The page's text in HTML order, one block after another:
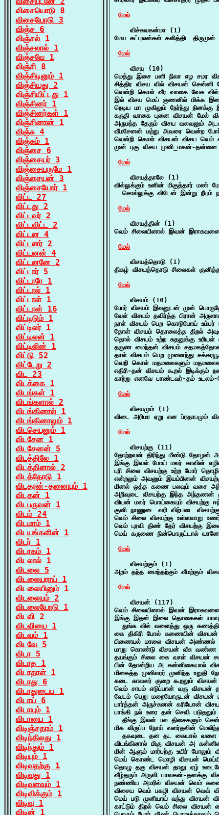
விசையொடு 8
விசையோடு 3
விஞ்ச 6
விஞ்சல் 1
விஞ்சலால் 1
விஞ்சவே 1
விஞ்சி 8
விஞ்சிடினும் 1
விஞ்சியது 2
விஞ்சியிட்டது 1
விஞ்சினர் 1
விஞ்சினர்கள் 1
விஞ்சினான் 1
விஞ்சு 4
விஞ்சும் 1
விஞ்சை 6
விஞ்சையர் 3
விஞ்சையருமே 1
விஞ்சையன் 3
விஞ்சையோர் 1
விட்ட 27
விட்டது 2
விட்டவர் 2
விட்டவிட்ட 2
விட்டன 4
விட்டனர் 2
விட்டனன் 4
விட்டனனே 2
விட்டார் 5
விட்டாரே 1
விட்டால் 1
விட்டாள் 1
விட்டான் 16
விட்டிடும் 1
விட்டிலர் 1
விட்டிலன் 1
விட்டிலின் 1
விட்டு 52
விட்டேறு 2
விட 23
விடக்கை 1
விடங்கள் 1
விடங்களால் 2
விடங்கினால் 1
விடங்கினாலும் 1
விடசெயனும் 1
விடசேன 1
விடசேனன் 5
விடத்திலே 1
விடத்தினால் 2
விடத்தோடு 1
விடதரன்-தனையும் 1
விடதன் 1
விடபருவன் 1
விடம் 24
விடமாம் 1
விடயங்களின் 1
விடர் 1
விடரகம் 1
விடலால் 1
விடலை 5
விடலையராய் 1
விடலையினும் 1
விடலையும் 2
விடலையோடு 1
விடவி 2
விடவியை 1
விடவும் 1
விடவே 5
விடா 5
விடாத 1
விடாதாள் 1
விடாது 6
விடாதுடைய 1
விடாய் 6
விடாயும் 1
விடாயை 1
விடிஞ்சதாம் 1
விடிந்திலது 1
விடிந்தும் 1
விடியும் 1
விடிவதற்கு 1
விடிவது 1
விடிவளவும் 1
விடிவிக்கும் 1
விடிவு 1
விடின் 1
மேல்
    விச்சுவகன்மா (1)
மேய கட்புலன்கள் களித்திட
மேல்
    விசய (10)
மெத்து இசை பனி நிலா எழ சமர
சித்திர விசய வில் விசயன் சென்னி
வென்றி கொள் வீர வாகை வேக வில்
இல் விசய மெய் குணனில் மிக்க
நெடிய மா முகிலும் நேர்ந்து
கருதி வாகை புனை விசயன் மேல்
அருமந்த தேரும் விசய வலவனும்
வீமசேனன் மற்று அவரை வென்ற
வென்றி கொள் விசயன் விசய வெம்
முன் புகு விசய முனி_மகன்-
மேல்
    விசயத்தாலே (1)
வில்லுக்கும் உனின் மிகுத்தார் மண்
சொல்லுக்கு விடேன் இன்று நீயும்
மேல்
    விசயத்தின் (1)
வெம் சிலையினால் இவன்
மேல்
    விசயத்தொடு (1)
திகழ் விசயத்தொடு சிலைகள்
மேல்
    விசயம் (10)
போர் விசயம் இவனுடன் முன்
வேள் விசயம் தவிர்த்த பிரான்
நாள் விசயம் பெற கொடுபோய் உம்பர்
தோள் விசயம் தொலைத்த திறல்
தொல் விசயம் உற்ற சுதனுக்கு
தருண மைந்தன் விசயம்
தாள் விசயம் பெற முனைந்து
வெறி கொள் மதமலைகளும்
எதிரி-தன் விசயம் கூறல்
காற்று எனவே பாண்டவர்-தம் உடலம்-
மேல்
    விசயமும் (1)
விடை அரிமா ஏறு என ப்ரதாபமும்
மேல்
    விசயற்கு (11)
தோற்றவன் திரிந்து மீண்டு தோழன்
இங்கு இவள் போய் மலர் காவின்
புரி சிலை விசயற்கு உற்ற போர்
என்றலும் அவனும் இயம்பினன்
மினல் ஒத்த கணை பலவும் வசை அற்ற
அறிவுடை விசயற்கு இந்த அந்தணன்
வியன் மலர் பொய்கையும் விசயற்கு
குனி நாணுடை வரி விற்படை
வெம் சிலை விசயற்கு உள்ளவாறு
வெம் புரவி திண் தேர் விசயற்கு
மெய் கருணை நின்பொருட்டால்
மேல்
    விசயற்கும் (1)
அறம் தந்த மைந்தற்கும் வீமற்கும்
மேல்
    விசயன் (117)
வெம் சிலையினால் இவன்
இங்கு இதன் இலை தொகைகள் யாவும்
துங்க வில் வளைத்து ஒரு
கை திகிரி போல் கணையின்
பிணையல் மாலை விசயன் அண்ணல்
மாறு கொண்டு விசயன் வீசு வண்ண
தயங்கும் சிலை கை வாள் விசயன்
பின் தோன்றிய அ கன்னிகையால்
மிகைத்த முனிவரர் முனிந்த
கடை காவலர் குறை கூறலும்
வெம் சாபம் எடுப்பான் வரு விசயன்
வேடம் பெறு மறையோருடன் விசயன்
பார்த்தன் அருச்சுனன் கரியோன்
பாங்கி நல் உரை தன் செவி
தீங்கு இலன் பல திசைகளும்
மிக விருப்ப நோய் வளர்தலின்
தகவுடை தன தட கையால் வளை
விடங்கினால் மிகு விசயன் அ
மின் ஆளும் மார்பற்கு உயிர்
மெய் கொண்ட மொழி விசயன்
தொழு தகு விசயன் தாலு ஏழ்
வீழ்தரும் அருவி பாவகன்-தனக்கு
நண்ணிய அமரில் விசயன் வெம்
விசைய வெம் பகழி விசயன் வெவ்
மெய் படு முனியாய் வந்து விசயன்
காட்டும் திறல் வெம் சிலை விசயன்